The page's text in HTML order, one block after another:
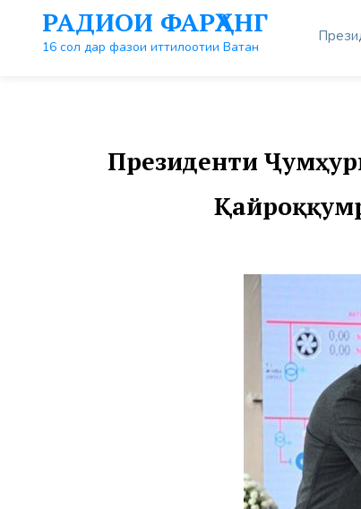
контенту
РАДИОИ ФАРҲАНГ
16 сол дар фазои иттилоотии Ватан
Президенти